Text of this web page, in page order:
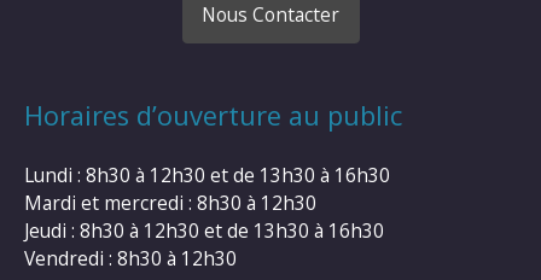
Nous Contacter
Horaires d’ouverture au public
Lundi : 8h30 à 12h30 et de 13h30 à 16h30
Mardi et mercredi : 8h30 à 12h30
Jeudi : 8h30 à 12h30 et de 13h30 à 16h30
Vendredi : 8h30 à 12h30